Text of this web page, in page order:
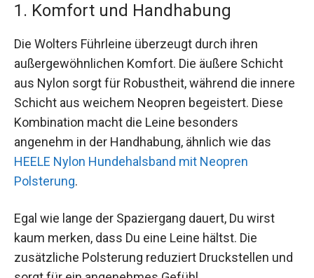
1. Komfort und Handhabung
Die Wolters Führleine überzeugt durch ihren
außergewöhnlichen Komfort. Die äußere Schicht
aus Nylon sorgt für Robustheit, während die innere
Schicht aus weichem Neopren begeistert. Diese
Kombination macht die Leine besonders
angenehm in der Handhabung, ähnlich wie das
HEELE Nylon Hundehalsband mit Neopren
Polsterung.
Egal wie lange der Spaziergang dauert, Du wirst
kaum merken, dass Du eine Leine hältst. Die
zusätzliche Polsterung reduziert Druckstellen und